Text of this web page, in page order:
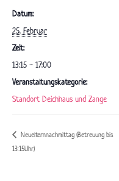
Datum:
25. Februar
Zeit:
13:15 - 17:00
Veranstaltungskategorie:
Standort Deichhaus und Zange
Neuelternnachmittag (Betreuung bis
13:15Uhr)